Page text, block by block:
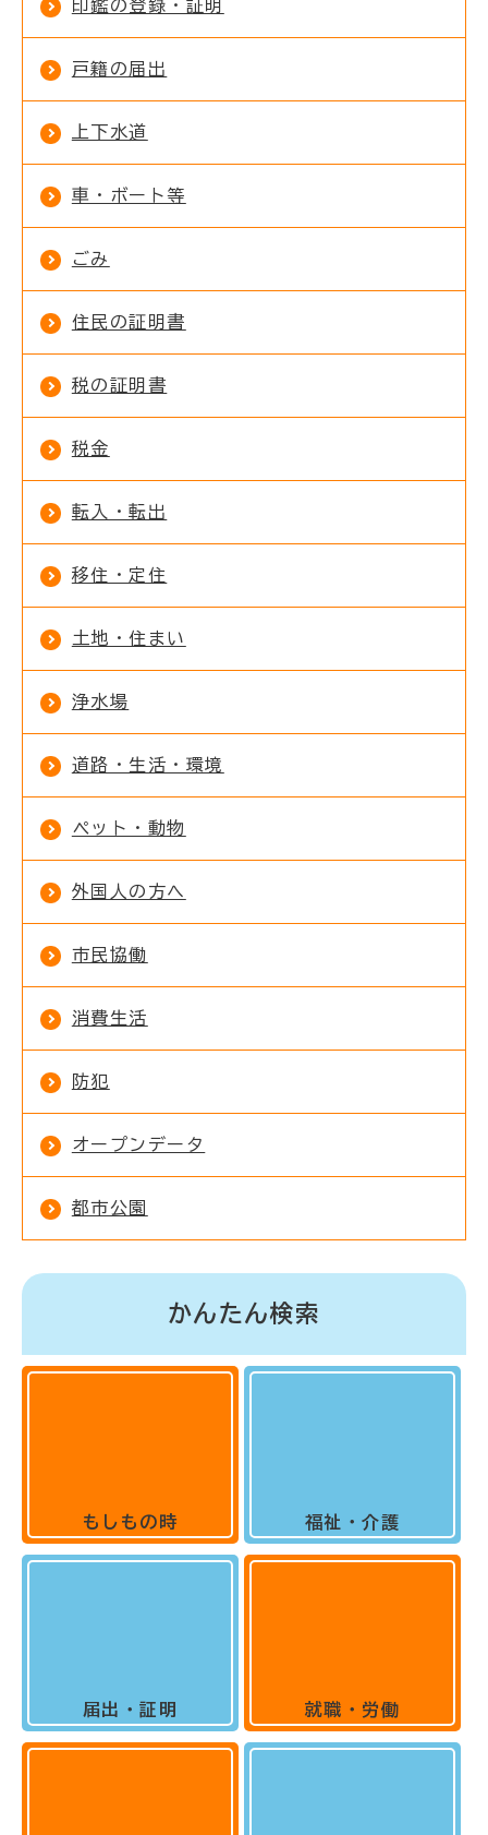
印鑑の登録・証明
戸籍の届出
上下水道
車・ボート等
ごみ
住民の証明書
税の証明書
税金
転入・転出
移住・定住
土地・住まい
浄水場
道路・生活・環境
ペット・動物
外国人の方へ
市民協働
消費生活
防犯
オープンデータ
都市公園
かんたん検索
もしもの時
届出・証明
福祉・介護
就職・労働